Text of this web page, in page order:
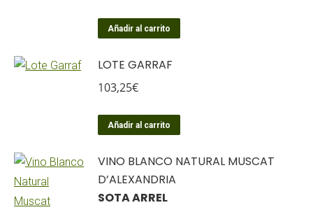
Añadir al carrito
LOTE GARRAF
103,25€
Añadir al carrito
VINO BLANCO NATURAL MUSCAT
D’ALEXANDRIA
SOTA ARREL